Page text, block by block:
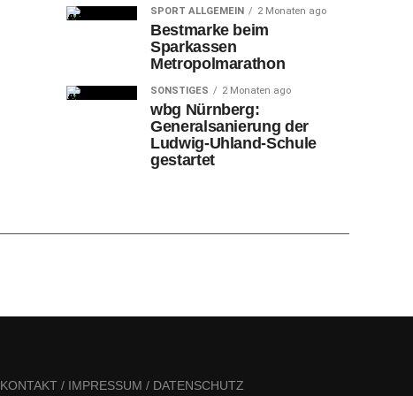
SPORT ALLGEMEIN 2 Monaten ago
Bestmarke beim
Sparkassen
Metropolmarathon
SONSTIGES 2 Monaten ago
wbg Nürnberg:
Generalsanierung der
Ludwig-Uhland-Schule
gestartet
KONTAKT / IMPRESSUM / DATENSCHUTZ